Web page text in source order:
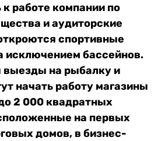
к работе компании по
и аудиторские
спортивные
исключением бассейнов.
на рыбалку и
начать работу магазины
2 000 квадратных
на первых
домов, в бизнес-